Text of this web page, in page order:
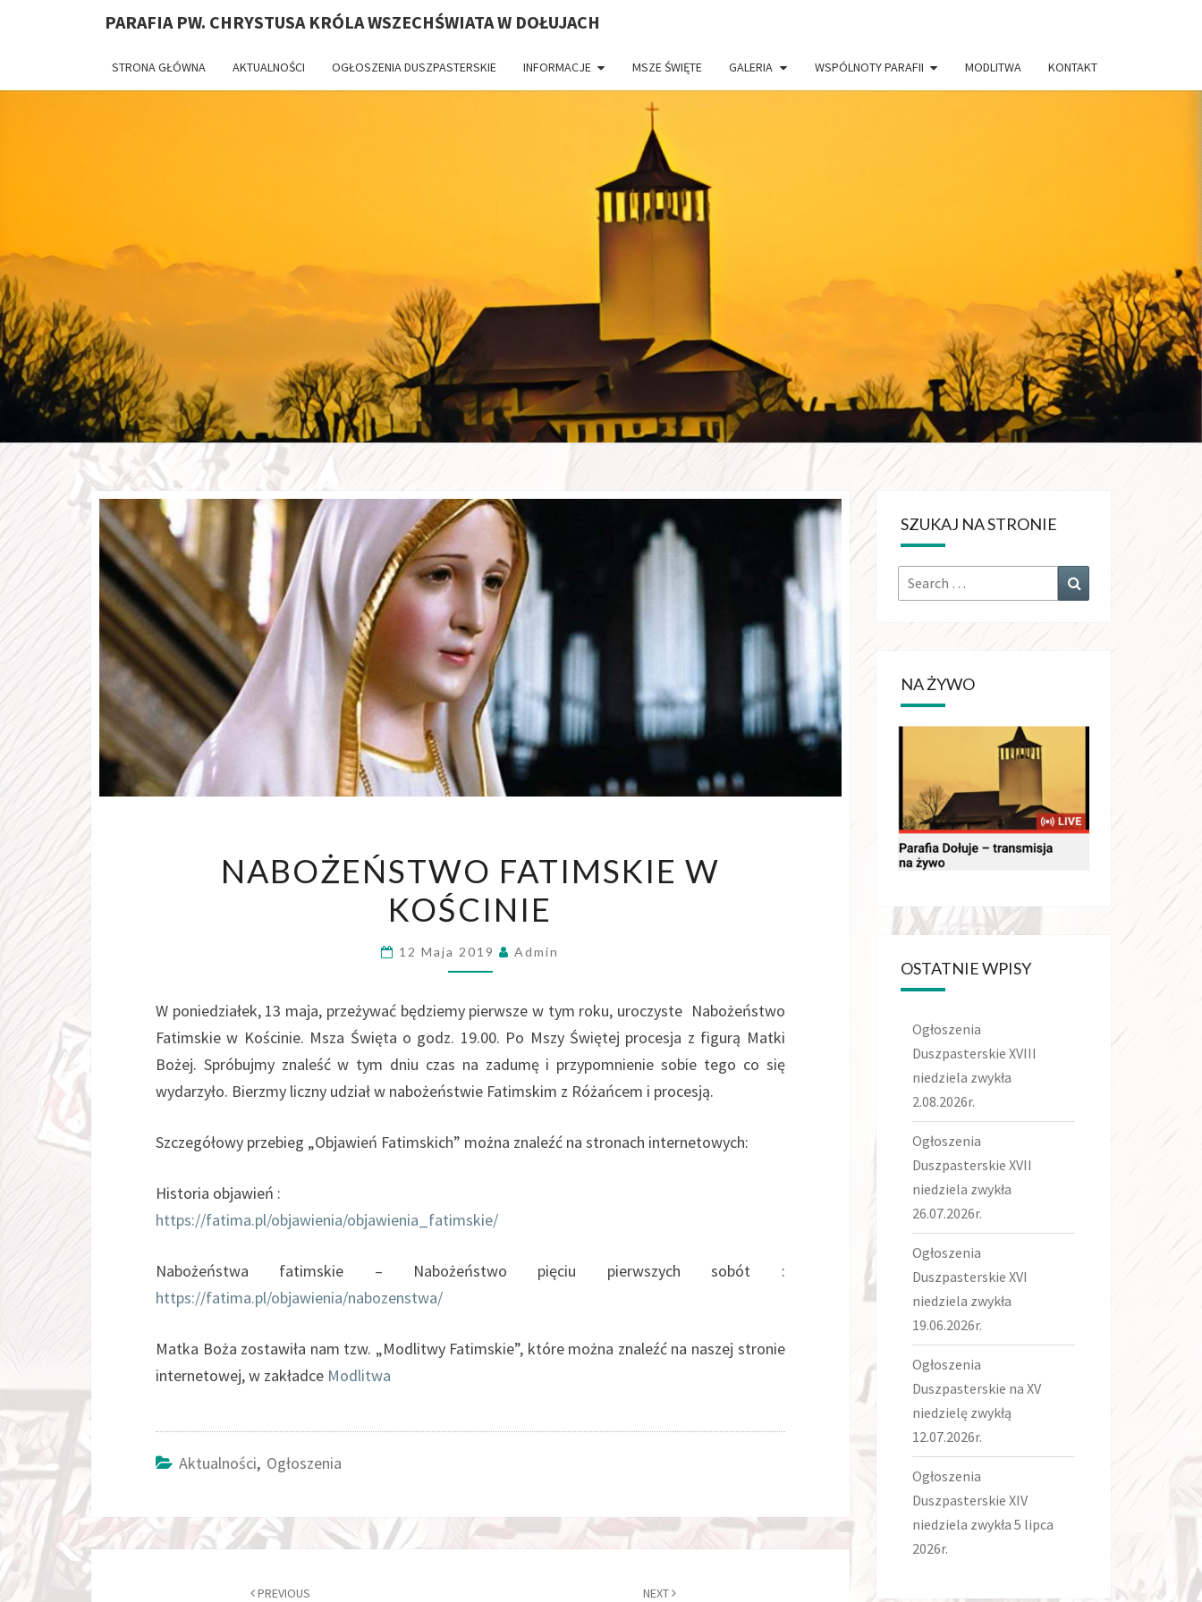
PARAFIA PW. CHRYSTUSA KRÓLA WSZECHŚWIATA W DOŁUJACH
STRONA GŁÓWNA AKTUALNOŚCI OGŁOSZENIA DUSZPASTERSKIE INFORMACJE MSZE ŚWIĘTE GALERIA WSPÓLNOTY PARAFII MODLITWA KONTAKT
PARAFIA PW.
CHRYSTUSA
KRÓLA
WSZECHŚWIATA
W DOŁUJACH
FATIMSKIE
W
KOŚCINIE
NABOŻEŃSTWO FATIMSKIE W
KOŚCINIE
12 Maja 2019 Admin
W poniedziałek, 13 maja, przeżywać będziemy pierwsze w tym roku, uroczyste Nabożeństwo
Fatimskie w Kościnie. Msza Święta o godz. 19.00. Po Mszy Świętej procesja z figurą Matki
Bożej. Spróbujmy znaleść w tym dniu czas na zadumę i przypomnienie sobie tego co się
wydarzyło. Bierzmy liczny udział w nabożeństwie Fatimskim z Różańcem i procesją.
Szczegółowy przebieg „Objawień Fatimskich” można znaleźć na stronach internetowych:
Historia objawień :
https://fatima.pl/objawienia/objawienia_fatimskie/
Nabożeństwa fatimskie – Nabożeństwo pięciu pierwszych sobót :
https://fatima.pl/objawienia/nabozenstwa/
Matka Boża zostawiła nam tzw. „Modlitwy Fatimskie”, które można znaleźć na naszej stronie
internetowej, w zakładce Modlitwa
Aktualności, Ogłoszenia
Post
PREVIOUS NEXT
SZUKAJ NA STRONIE
Search
for:
NA ŻYWO
OSTATNIE WPISY
Ogłoszenia
Duszpasterskie XVIII
niedziela zwykła
2.08.2026r.
Ogłoszenia
Duszpasterskie XVII
niedziela zwykła
26.07.2026r.
Ogłoszenia
Duszpasterskie XVI
niedziela zwykła
19.06.2026r.
Ogłoszenia
Duszpasterskie na XV
niedzielę zwykłą
12.07.2026r.
Ogłoszenia
Duszpasterskie XIV
niedziela zwykła 5 lipca
2026r.